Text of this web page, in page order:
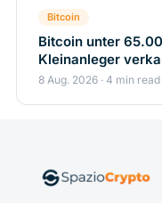
Bitcoin
Bitcoin unter
Kleinanleger
8 Aug. 2026 · 4 min read